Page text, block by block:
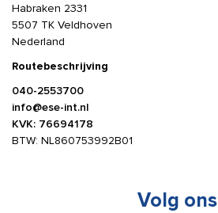
Habraken 2331
5507 TK Veldhoven
Nederland
Routebeschrijving
040-2553700
info@ese-int.nl
KVK: 76694178
BTW: NL860753992B01
Volg ons